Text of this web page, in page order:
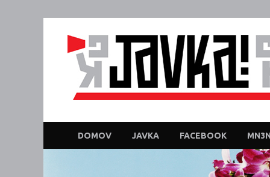
DOMOV JAVKA FACEBOOK